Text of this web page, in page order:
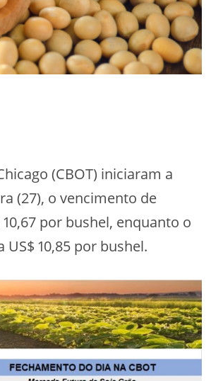
(CBOT) iniciaram a
(27), o vencimento de
por bushel, enquanto o
10,85 por bushel.